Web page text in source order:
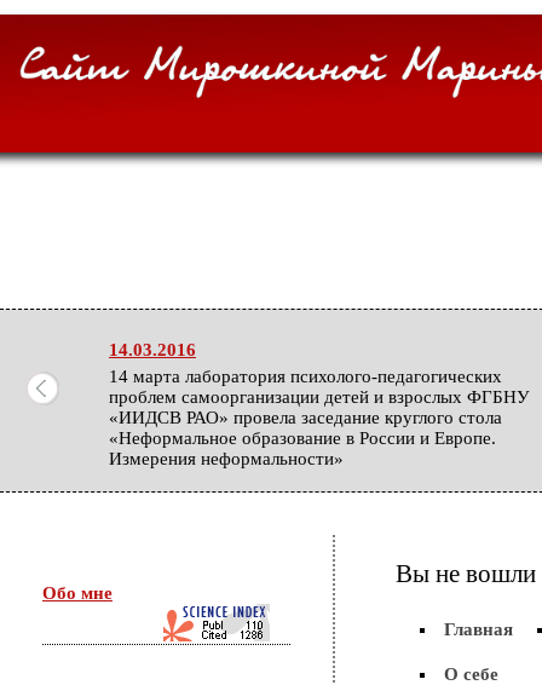
14.03.2016
14 марта лаборатория психолого-педагогических
проблем самоорганизации детей и взрослых ФГБНУ
«ИИДСВ РАО» провела заседание круглого стола
«Неформальное образование в России и Европе.
Измерения неформальности»
26 февраля в г. Орехово-Зуево состоялся круглый
стол по проекту «Сетевое научно-педагогическое
партнерство». Участники — ФГБНУ «ИИДСВ
РАО», ГОО ВПО «ГГТУ», Управление образования
г.о. Орехово-Зуево
Обо мне
Вы не вошли
Главная
О себе